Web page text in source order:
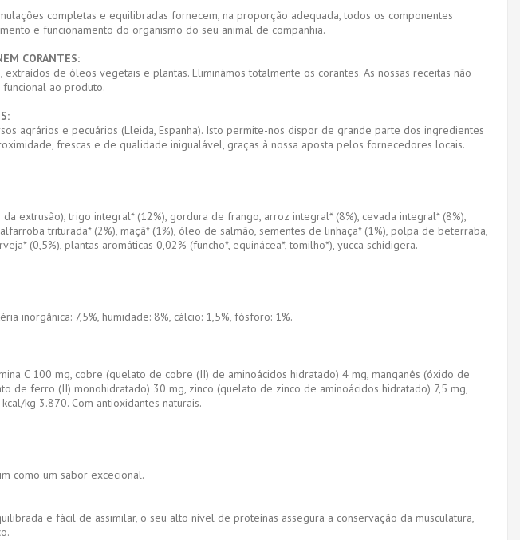
completas e equilibradas fornecem, na proporção adequada, todos os componentes
e funcionamento do organismo do seu animal de companhia.
CORANTES:
de óleos vegetais e plantas. Eliminámos totalmente os corantes. As nossas receitas não
ao produto.
agrários e pecuários (Lleida, Espanha). Isto permite-nos dispor de grande parte dos ingredientes
frescas e de qualidade inigualável, graças à nossa aposta pelos fornecedores locais.
extrusão), trigo integral* (12%), gordura de frango, arroz integral* (8%), cevada integral* (8%),
triturada* (2%), maçã* (1%), óleo de salmão, sementes de linhaça* (1%), polpa de beterraba,
(0,5%), plantas aromáticas 0,02% (funcho*, equinácea*, tomilho*), yucca schidigera.
inorgânica: 7,5%, humidade: 8%, cálcio: 1,5%, fósforo: 1%.
C 100 mg, cobre (quelato de cobre (II) de aminoácidos hidratado) 4 mg, manganês (óxido de
de ferro (II) monohidratado) 30 mg, zinco (quelato de zinco de aminoácidos hidratado) 7,5 mg,
kg 3.870. Com antioxidantes naturais.
como um sabor excecional.
e fácil de assimilar, o seu alto nível de proteínas assegura a conservação da musculatura,